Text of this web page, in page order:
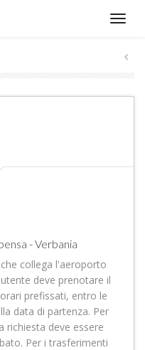
- Verbania
collega l'aeroporto
deve prenotare il
prefissati, entro le
data di partenza. Per
richiesta deve essere
Per i trasferimenti